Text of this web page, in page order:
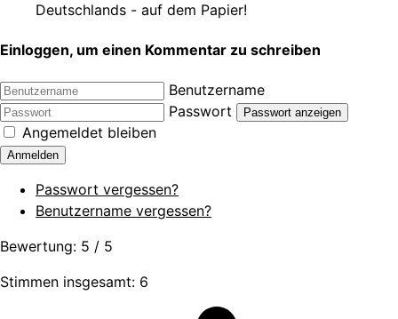
Deutschlands - auf dem Papier!
Einloggen, um einen Kommentar zu schreiben
Benutzername
Passwort
Passwort anzeigen
Angemeldet bleiben
Anmelden
Passwort vergessen?
Benutzername vergessen?
Bewertung: 5 / 5
Stimmen insgesamt: 6